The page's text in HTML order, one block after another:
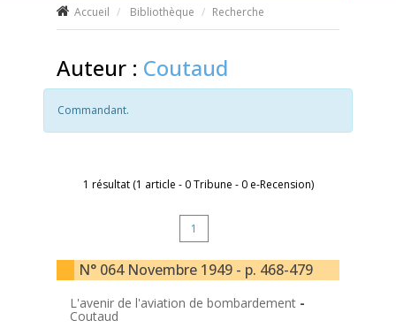
Accueil Bibliothèque Recherche
Auteur : Coutaud
Commandant.
1 résultat (1 article - 0 Tribune - 0 e-Recension)
1
N° 064 Novembre 1949 - p. 468-479
L'avenir de l'aviation de bombardement -
Coutaud